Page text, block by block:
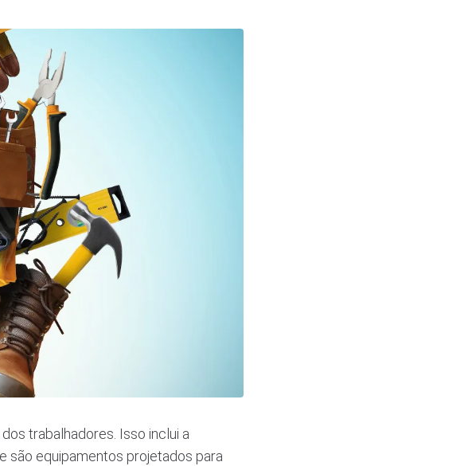
trabalhadores. Isso inclui a
são equipamentos projetados para